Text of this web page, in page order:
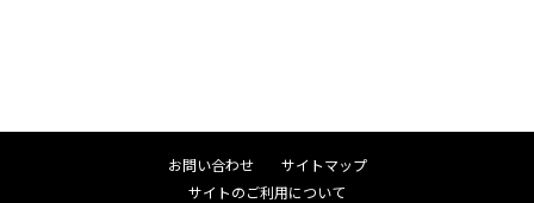
お問い合わせ
サイトマップ
サイトのご利用について